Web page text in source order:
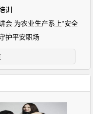
训
会 为农业生产系上“安全
护平安职场